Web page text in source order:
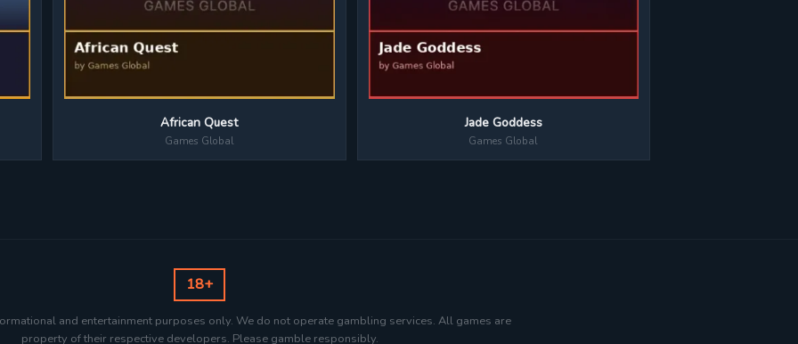
African Quest
Games Global
Jade Goddess
Games Global
18+
and entertainment purposes only. We do not operate gambling services. All games are
property of their respective developers. Please gamble responsibly.